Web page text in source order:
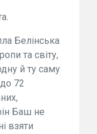
Белінська
та світу,
й ту саму
72
Баш не
взяти